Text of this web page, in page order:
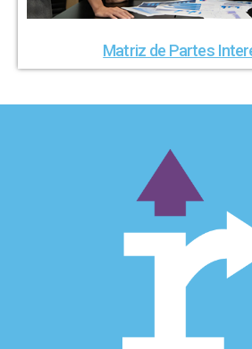
Matriz de Partes